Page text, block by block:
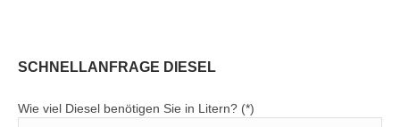
SCHNELLANFRAGE DIESEL
Wie viel Diesel benötigen Sie in Litern? (*)